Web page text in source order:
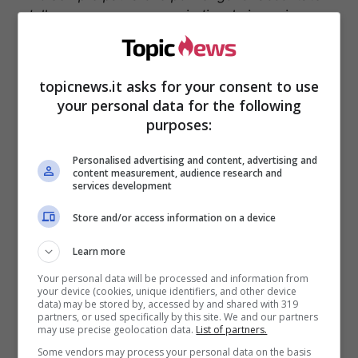
delle cose non vere, e quindi, solo in casi
necessari dove proprio non posso sottrarmi”.
Ella è stata legata sentimentalmente a Ilio
Cristian Maria Nalli, detto Kikò, un parrucchiere
conosciuto proprio durante la sua permanenza
topicnews.it asks for your consent to use
your personal data for the following
purposes:
Personalised advertising and content, advertising and
content measurement, audience research and
services development
Store and/or access information on a device
Learn more
Your personal data will be processed and information from
your device (cookies, unique identifiers, and other device
data) may be stored by, accessed by and shared with 319
partners, or used specifically by this site. We and our partners
may use precise geolocation data. List of partners.
Some vendors may process your personal data on the basis